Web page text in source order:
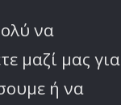
να
μαζί μας για
ή να